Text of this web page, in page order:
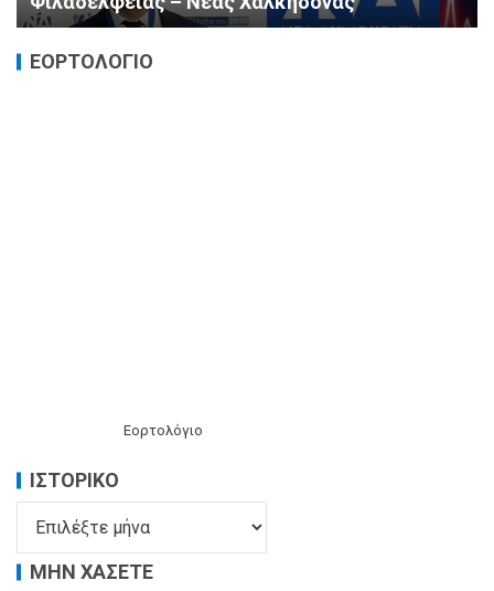
ΕΟΡΤΟΛΟΓΙΟ
Εορτολόγιο
ΙΣΤΟΡΙΚΌ
ΜΗΝ ΧΑΣΕΤΕ